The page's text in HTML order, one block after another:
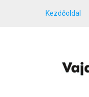
Kezdőoldal